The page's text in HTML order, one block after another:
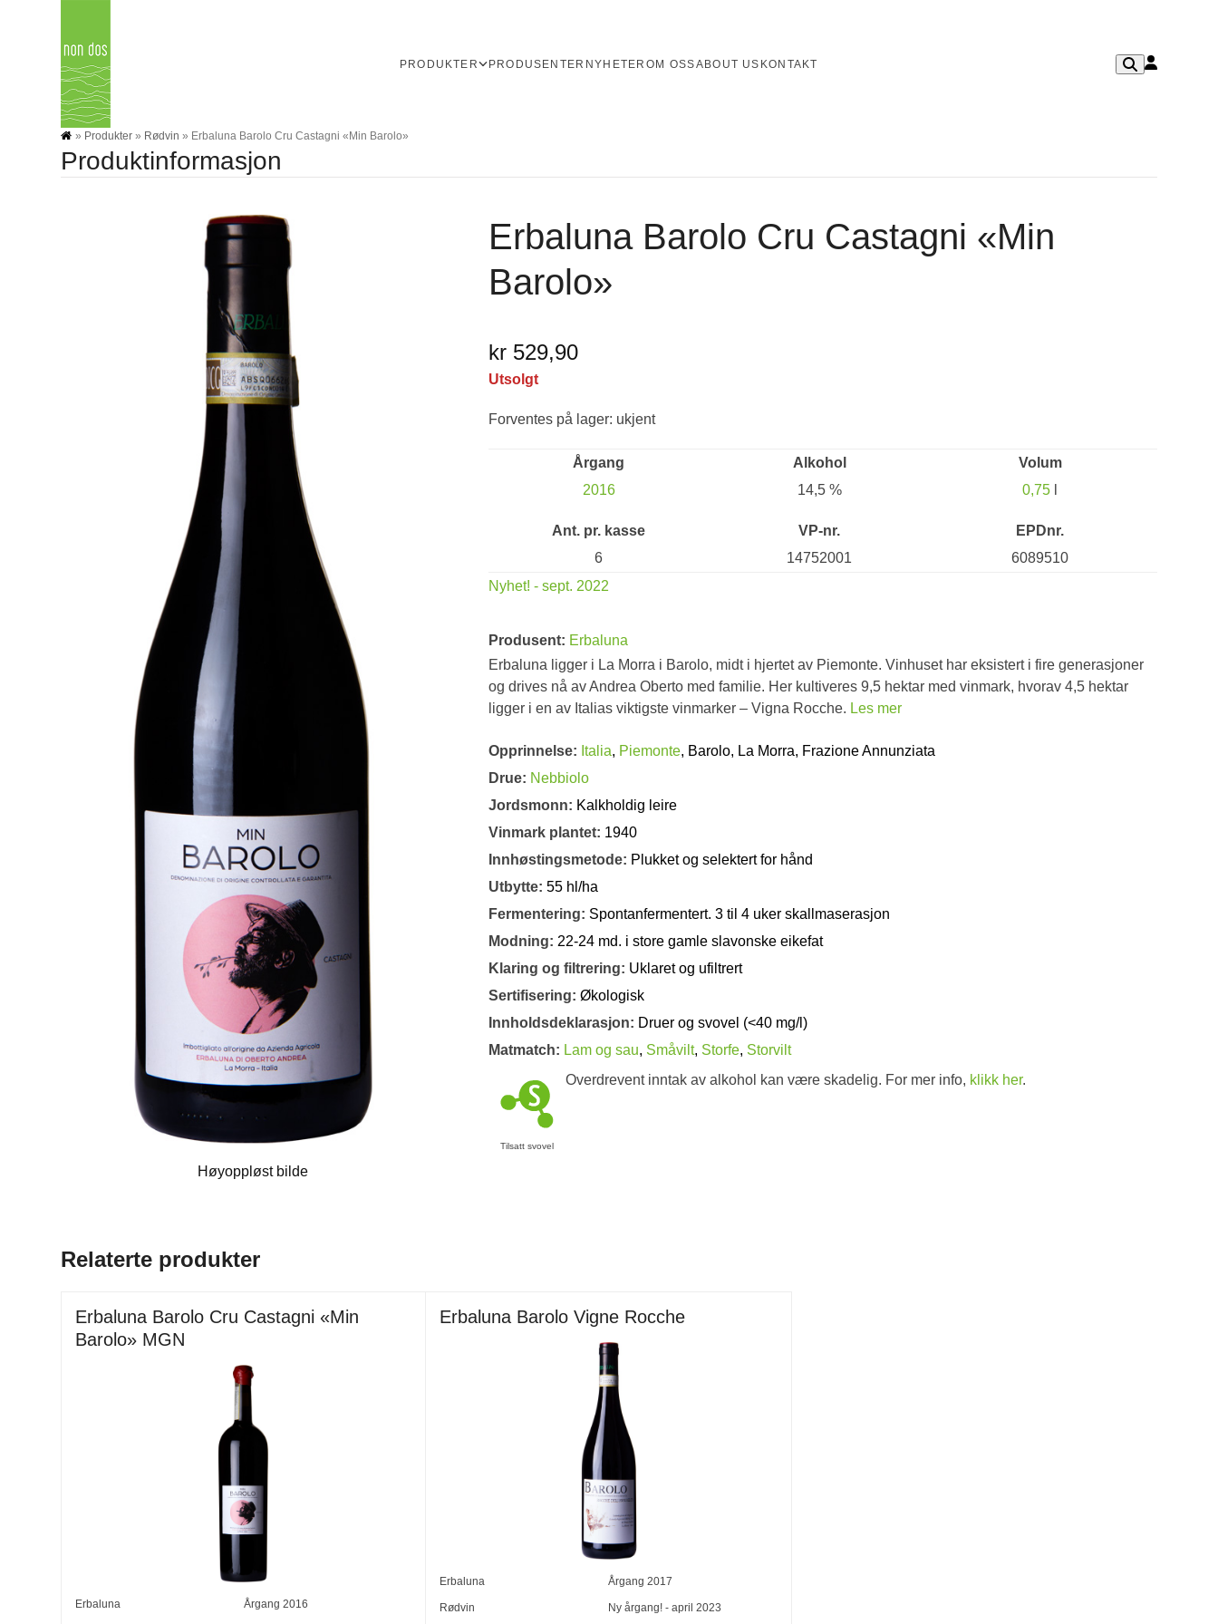
PRODUKTER PRODUSENTER NYHETER OM OSSABOUT US KONTAKT
» Produkter » Rødvin » Erbaluna Barolo Cru Castagni «Min Barolo»
Produktinformasjon
Høyoppløst bilde
Erbaluna Barolo Cru Castagni «Min
Barolo»
kr 529,90
Utsolgt
Forventes på lager: ukjent
Årgang
2016
Alkohol
14,5 %
Volum
0,75
Ant. pr. kasse
6
VP-nr.
14752001
EPDnr.
6089510
Nyhet! - sept. 2022
Produsent: Erbaluna
Erbaluna ligger i La Morra i Barolo, midt i hjertet av Piemonte. Vinhuset har eksistert i fire generasjoner
og drives nå av Andrea Oberto med familie. Her kultiveres 9,5 hektar med vinmark, hvorav 4,5 hektar
ligger i en av Italias viktigste vinmarker – Vigna Rocche. Les mer
Opprinnelse: Italia, Piemonte, Barolo, La Morra, Frazione Annunziata
Drue: Nebbiolo
Jordsmonn: Kalkholdig leire
Vinmark plantet: 1940
Innhøstingsmetode: Plukket og selektert for hånd
Utbytte: 55 hl/ha
Fermentering: Spontanfermentert. 3 til 4 uker skallmaserasjon
Modning: 22-24 md. i store gamle slavonske eikefat
Klaring og filtrering: Uklaret og ufiltrert
Sertifisering: Økologisk
Innholdsdeklarasjon: Druer og svovel (<40 mg/l)
Matmatch: Lam og sau, Småvilt, Storfe, Storvilt
Tilsatt svovel
Overdrevent inntak av alkohol kan være skadelig. For mer info, klikk her.
Relaterte produkter
Erbaluna Barolo Cru Castagni «Min
Barolo» MGN
Erbaluna Årgang 2016
Erbaluna Barolo Vigne Rocche
Erbaluna Årgang2017
Rødvin Ny årgang! - april 2023